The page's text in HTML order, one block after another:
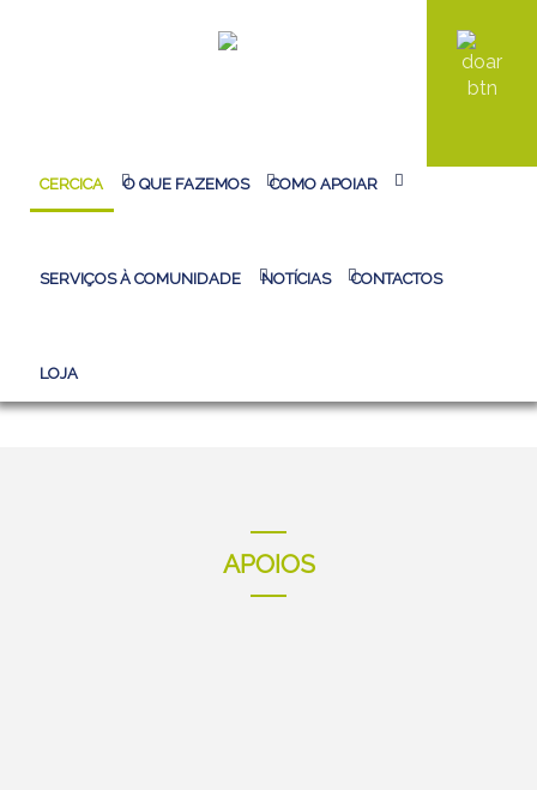
CERCICA O QUE FAZEMOS COMO APOIAR
SERVIÇOS À COMUNIDADE NOTÍCIAS CONTACTOS
LOJA
Pesquisa...
APOIOS